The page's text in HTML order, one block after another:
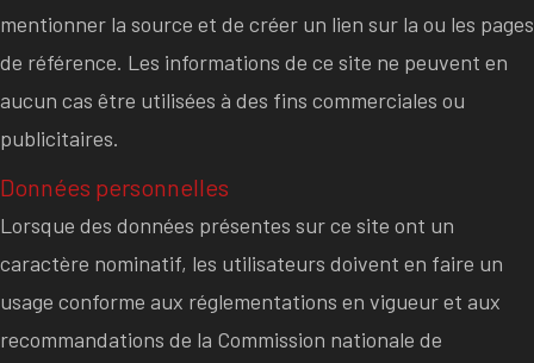
mentionner la source et de créer un lien sur la ou les pages
de référence. Les informations de ce site ne peuvent en
aucun cas être utilisées à des fins commerciales ou
publicitaires.
Données personnelles
Lorsque des données présentes sur ce site ont un
caractère nominatif, les utilisateurs doivent en faire un
usage conforme aux réglementations en vigueur et aux
recommandations de la Commission nationale de